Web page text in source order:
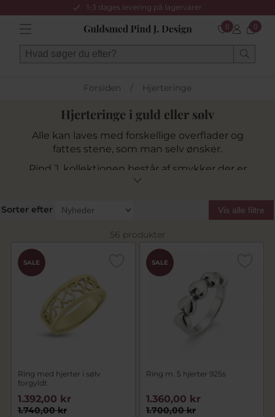
1-3 dages levering på lagervarer
0 0
Forsiden / Hjerteringe
Hjerteringe i guld eller sølv
Alle kan laves med forskellige overflader og
fattes stene, som man selv ønsker.
Pind J. kollektionen består af smykker der er
håndlavet og fremstillet på Pind J. Designs eget
guldsmede.
Alle smykker bliver fremstillet med passion for
kvalitet og godt håndværk!
Vi fremstiller også smykker af dit gamle guld,
disse ender påvarenr. 25 og 26
, her er det
faconprisen
der er vist excl. guld.
Sorter efter Vis alle filtre
56 produkter
SALE
Ring med hjerter i sølv
forgyldt
1.740,00 kr
1.392,00 kr
SALE
Ring m. 5 hjerter 925s
1.700,00 kr
1.360,00 kr